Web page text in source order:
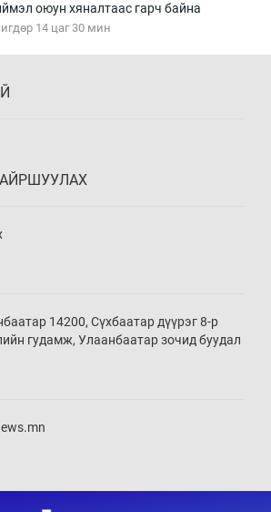
оюун хяналтаас гарч байна
14 цаг 30 мин
14 цаг 00 мин
13 цаг 30 мин
13 цаг 00 мин
14200, Сүхбаатар дүүрэг 8-р
гудамж, Улаанбаатар зочид буудал